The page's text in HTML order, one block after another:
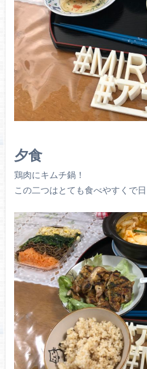
夕食
鶏肉にキムチ鍋！
この二つはとても食べやすくで